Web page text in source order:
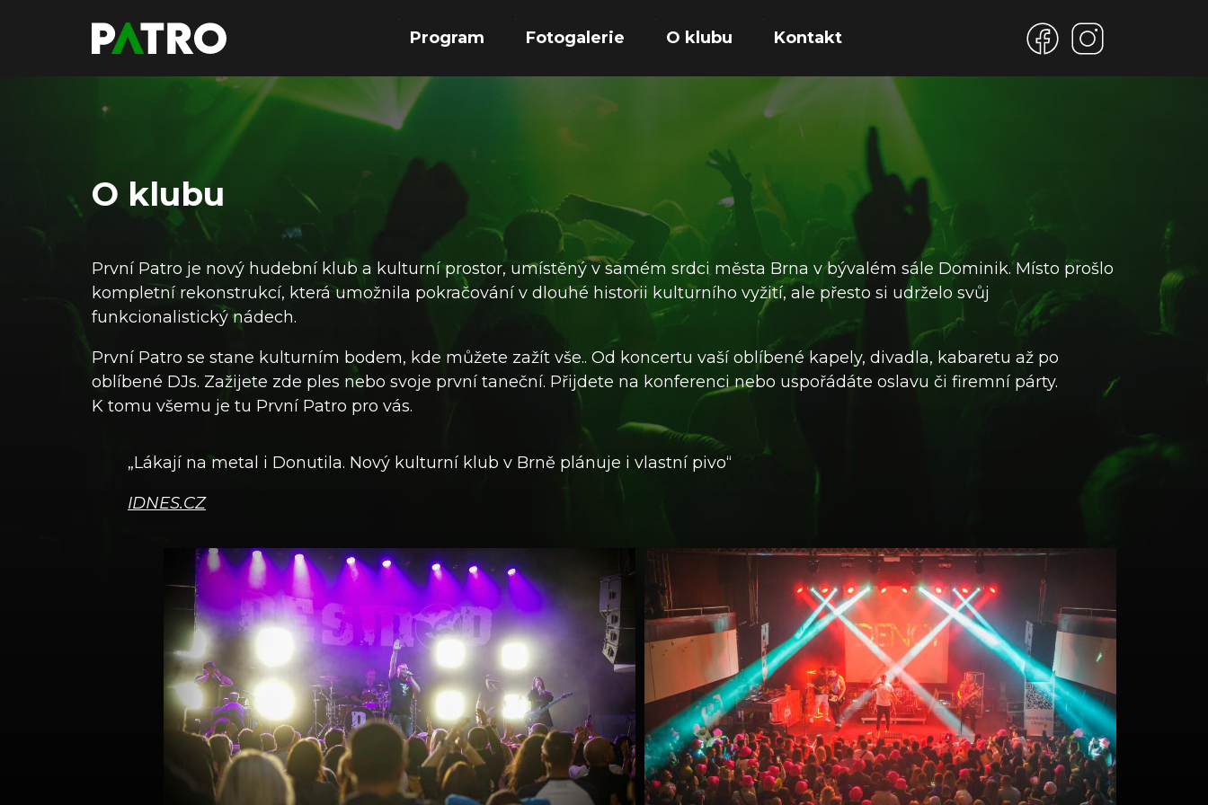
Program Fotogalerie O klubu Kontakt
O klubu
První Patro je nový hudební klub a kulturní prostor, umístěný v samém srdci města Brna v bývalém sále Dominik. Místo prošlo
kompletní rekonstrukcí, která umožnila pokračování v dlouhé historii kulturního vyžití, ale přesto si udrželo svůj
funkcionalistický nádech.
První Patro se stane kulturním bodem, kde můžete zažít vše.. Od koncertu vaší oblíbené kapely, divadla, kabaretu až po
oblíbené DJs. Zažijete zde ples nebo svoje první taneční. Přijdete na konferenci nebo uspořádáte oslavu či firemní párty.
K tomu všemu je tu První Patro pro vás.
„Lákají na metal i Donutila. Nový kulturní klub v Brně plánuje i vlastní pivo“
IDNES.CZ